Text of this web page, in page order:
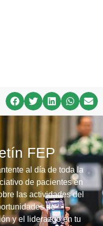
FEP
al día de toda la
de pacientes en
las actividades del
de
y el liderazgo en tu